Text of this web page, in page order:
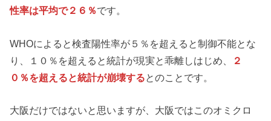
性率は平均で２６％です。
WHOによると検査陽性率が５％を超えると制御不能とな
り、１０％を超えると統計が現実と乖離しはじめ、
２
０％を超えると統計が崩壊するとのことです。
大阪だけではないと思いますが、大阪ではこのオミクロ